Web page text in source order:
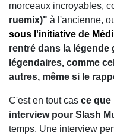
morceaux incroyables,
ruemix)" à l'ancienne,
sous l'initiative de
rentré dans la légende
légendaires, comme
autres, même si le
C'est en tout cas ce que
interview pour Slash
temps. Une interview